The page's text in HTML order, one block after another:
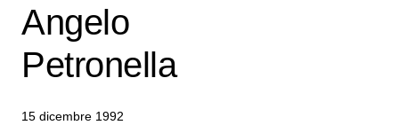
Angelo
Petronella
15 dicembre 1992